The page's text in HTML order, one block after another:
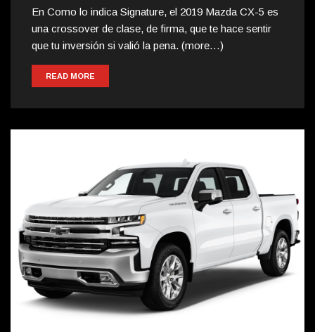
En Como lo indica Signature, el 2019 Mazda CX-5 es
una crossover de clase, de firma, que te hace sentir
que tu inversión si valió la pena. (more…)
READ MORE